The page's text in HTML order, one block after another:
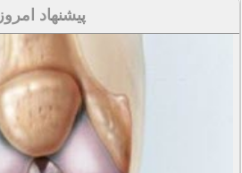
پیشنهاد امروز